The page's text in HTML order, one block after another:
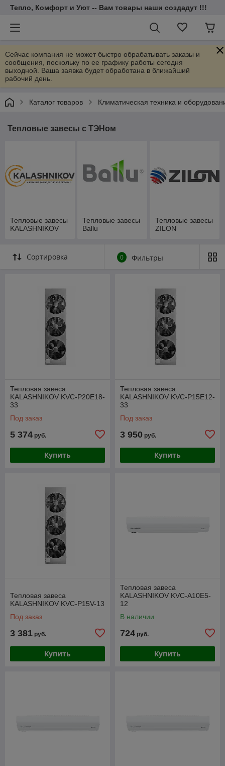
Тепло, Комфорт и Уют -- Вам товары наши создадут !!!
Сейчас компания не может быстро обрабатывать заказы и
сообщения, поскольку по ее графику работы сегодня
выходной. Ваша заявка будет обработана в ближайший
рабочий день.
Каталог товаров Климатическая техника и
Тепловые завесы с ТЭНом
Тепловые завесы
KALASHNIKOV
Тепловые завесы
Ballu
Тепловые завесы
ZILON
Сортировка 0 Фильтры
Тепловая завеса
KALASHNIKOV KVC-P20E18-
33
Под заказ
5 374 руб.
Купить
Тепловая завеса
KALASHNIKOV KVC-P15E12-
33
Под заказ
3 950 руб.
Купить
Тепловая завеса
KALASHNIKOV KVC-P15V-13
Под заказ
3 381 руб.
Купить
Тепловая завеса
KALASHNIKOV KVC-A10E5-
12
В наличии
724 руб.
Купить